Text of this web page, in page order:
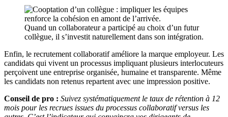
Quand un collaborateur a participé au choix d’un futur
collègue, il s’investit naturellement dans son intégration.
Enfin, le recrutement collaboratif améliore la marque employeur. Les
candidats qui vivent un processus impliquant plusieurs interlocuteurs
perçoivent une entreprise organisée, humaine et transparente. Même
les candidats non retenus repartent avec une impression positive.
Conseil de pro : Suivez systématiquement le taux de rétention à 12
mois pour les recrues issues du processus collaboratif versus les